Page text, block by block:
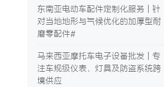
东南亚电动车配件定制化服务 | 针
对当地地形与气候优化的加厚型耐
磨零配件#
马来西亚摩托车电子设备批发 | 专
注车规级仪表、灯具及防盗系统跨
境供应